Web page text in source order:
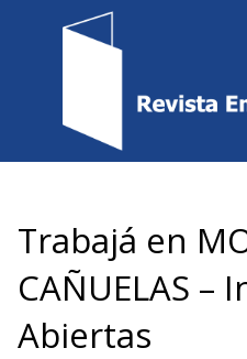
Trabajá en
CAÑUELAS –
Abiertas